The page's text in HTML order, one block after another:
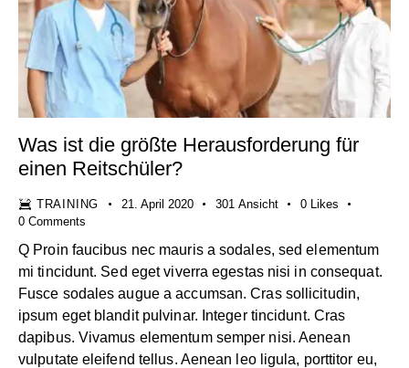
Was ist die größte Herausforderung für
einen Reitschüler?
TRAINING 21. April 2020 301 Ansicht 0 Likes
0 Comments
Q Proin faucibus nec mauris a sodales, sed elementum
mi tincidunt. Sed eget viverra egestas nisi in consequat.
Fusce sodales augue a accumsan. Cras sollicitudin,
ipsum eget blandit pulvinar. Integer tincidunt. Cras
dapibus. Vivamus elementum semper nisi. Aenean
vulputate eleifend tellus. Aenean leo ligula, porttitor eu,